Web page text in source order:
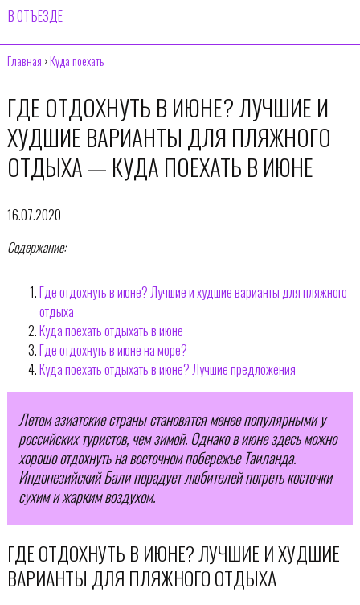
В ОТЪЕЗДЕ
Главная ›Куда поехать
ГДЕ ОТДОХНУТЬ В ИЮНЕ? ЛУЧШИЕ И
ХУДШИЕ ВАРИАНТЫ ДЛЯ ПЛЯЖНОГО
ОТДЫХА — КУДА ПОЕХАТЬ В ИЮНЕ
16.07.2020
Содержание:
Где отдохнуть в июне? Лучшие и худшие варианты для пляжного
отдыха
Куда поехать отдыхать в июне
Где отдохнуть в июне на море?
Куда поехать отдыхать в июне? Лучшие предложения
Летом азиатские страны становятся менее популярными у
российских туристов, чем зимой. Однако в июне здесь можно
хорошо отдохнуть на восточном побережье Таиланда.
Индонезийский Бали порадует любителей погреть косточки
сухим и жарким воздухом.
ГДЕ ОТДОХНУТЬ В ИЮНЕ? ЛУЧШИЕ И ХУДШИЕ
ВАРИАНТЫ ДЛЯ ПЛЯЖНОГО ОТДЫХА